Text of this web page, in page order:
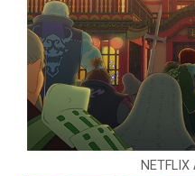
NETFLIX